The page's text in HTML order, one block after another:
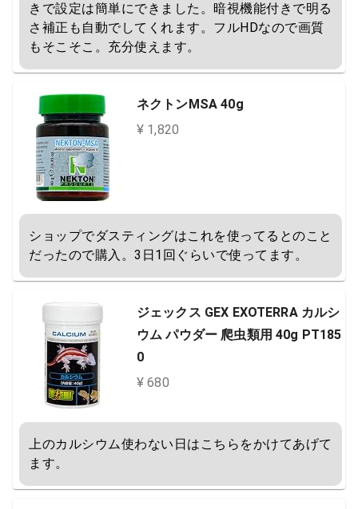
きで設定は簡単にできました。暗視機能付きで明る
さ補正も自動でしてくれます。フルHDなので画質
もそこそこ。充分使えます。
ネクトンMSA 40g
¥ 1,820
ショップでダスティングはこれを使ってるとのこと
だったので購入。3日1回ぐらいで使ってます。
ジェックス GEX EXOTERRA カルシ
ウム パウダー 爬虫類用 40g PT185
0
¥ 680
上のカルシウム使わない日はこちらをかけてあげて
ます。